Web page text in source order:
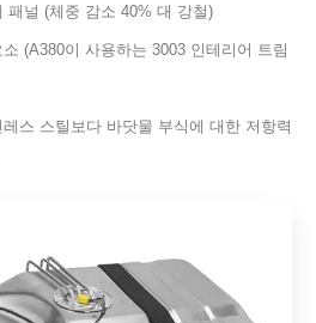
패널 (체중 감소 40% 대 강철)
(A380이 사용하는 3003 인테리어 트림
스 스틸보다 바닷물 부식에 대한 저항력